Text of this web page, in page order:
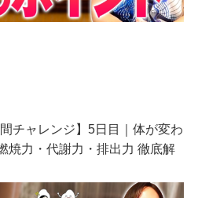
チャレンジ】5日目｜体が変わ
焼力・代謝力・排出力 徹底解